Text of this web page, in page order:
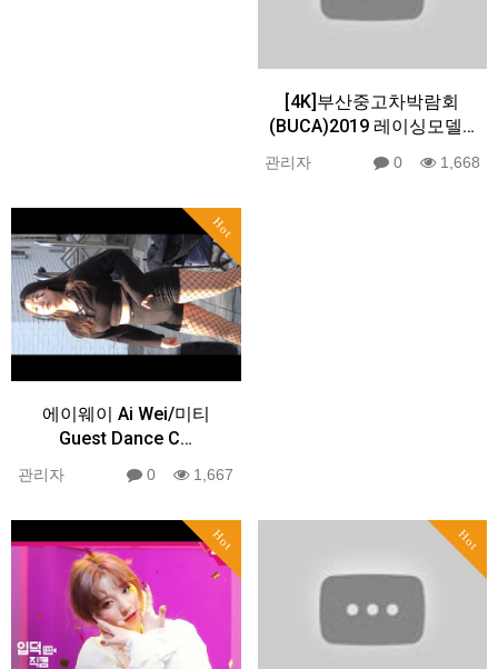
[4K]부산중고차박람회
(BUCA)2019 레이싱모델…
관리자 0 1,668
Hot
에이웨이 Ai Wei/미티
Guest Dance C…
관리자 0 1,667
Hot Hot